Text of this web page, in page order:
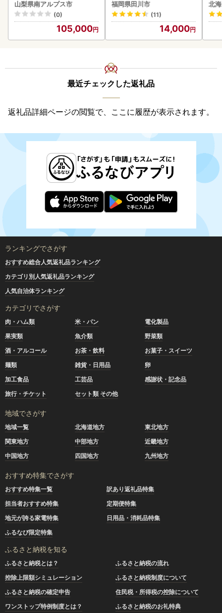
山梨県南アルプス市
(0)
105,000
福岡県田川市
(11)
14,000
北
最近チェックした返礼品
返礼品詳細ページの閲覧で、ここに履歴が表示されます。
ランキングでさがす
おすすめ総合人気返礼品ランキング
カテゴリ別人気返礼品ランキング
人気自治体ランキング
カテゴリでさがす
肉・ハム類 米・パン
電化製品
果実類
魚介類
野菜類
酒・アルコール
お茶・飲料
お菓子・スイーツ
麺類
雑貨・日用品
卵
加工食品
工芸品
感謝状・記念品
旅行・チケット
セット類 その他
地域でさがす
地域一覧 北海道地方
東北地方
関東地方
中部地方
近畿地方
中国地方
四国地方 九州地方
おすすめ特集でさがす
おすすめ特集一覧
訳あり返礼品特集
担当者おすすめ特集
定期便特集
地元が誇る家電特集
日用品・消耗品特集
ふるなび限定特集
ふるさと納税を知る
ふるさと納税とは？
ふるさと納税の流れ
控除上限額シミュレーション
ふるさと納税制度について
ふるさと納税の確定申告
住民税・所得税の控除について
ワンストップ特例制度とは？
ふるさと納税のお礼特典